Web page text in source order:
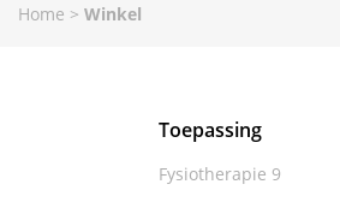
Home > Winkel
Toepassing
Fysiotherapie 9